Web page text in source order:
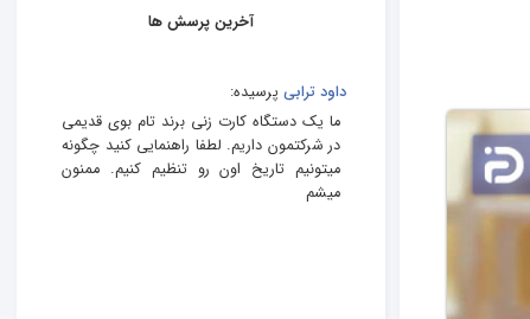
آخرین پرسش ها
داود ترابی پرسیده:
ما یک دستگاه کارت زنی برند تام بوی قدیمی
در شرکتمون داریم. لطفا راهنمایی کنید چگونه
میتونیم تاریخ اون رو تنظیم کنیم. ممنون
میشم